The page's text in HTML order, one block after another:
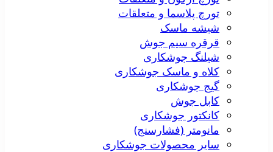
تورچ پلاسما و متعلقات
شیشه ماسک
قرقره سیم جوش
شیلنگ جوشکاری
کلاه و ماسک جوشکاری
گیج جوشکاری
کابل جوش
کانکتور جوشکاری
مانومتر (فشارسنج)
سایر محصولات جوشکاری